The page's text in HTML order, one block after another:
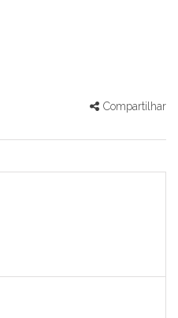
Compartilhar